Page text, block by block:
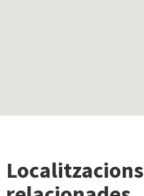
Localitzacions